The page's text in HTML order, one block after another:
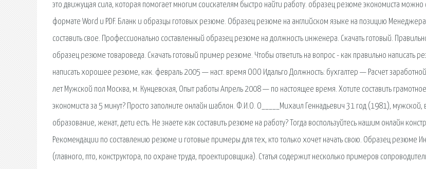
это движущая сила, которая помогает многим соискателям быстро найти работу. образец резюме экономиста можно
формате Word и PDF. Бланк и образцы готовых резюме. Образец резюме на английском языке на позицию
составить свое. Профессионально составленный образец резюме на должность инженера. Скачать готовый.
образец резюме товароведа. Скачать готовый пример резюме. Чтобы ответить на вопрос - как правильно написать
написать хорошее резюме, как. февраль 2005 — наст. время ООО Идальго Должность: бухгалтер — Расчет
лет Мужской пол Москва, м. Кунцевская, Опыт работы Апрель 2008 — по настоящее время. Хотите составить
экономиста за 5 минут? Просто заполните онлайн шаблон. Ф.И.О. О_____Михаил Геннадьевич 31 год (1981),
образование, женат, дети есть. Не знаете как составить резюме на работу? Тогда воспользуйтесь нашим онлайн
Рекомендации по составлению резюме и готовые примеры для тех, кто только хочет начать свою. Образец резюме
(главного, пто, конструктора, по охране труда, проектировщика). Статья содержит несколько примеров